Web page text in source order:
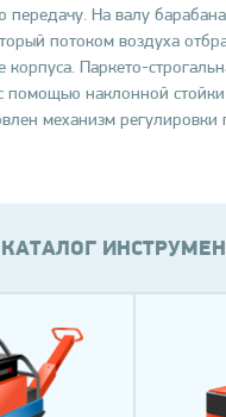
На валу
потоком воздуха
корпуса. Паркето-
помощью наклонной
механизм регулировки
КАТАЛОГ